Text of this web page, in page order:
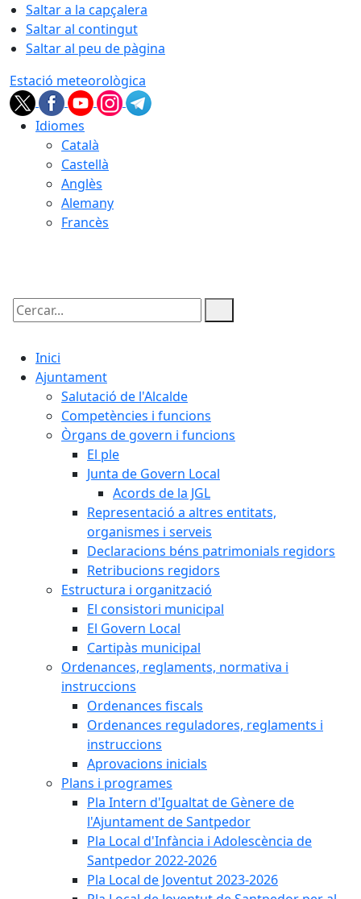
Saltar a la capçalera
Saltar al contingut
Saltar al peu de pàgina
Estació meteorològica
Idiomes
Català
Castellà
Anglès
Alemany
Francès
Cercar:
Inici
Ajuntament
Salutació de l'Alcalde
Competències i funcions
Òrgans de govern i funcions
El ple
Junta de Govern Local
Acords de la JGL
Representació a altres entitats,
organismes i serveis
Declaracions béns patrimonials regidors
Retribucions regidors
Estructura i organització
El consistori municipal
El Govern Local
Cartipàs municipal
Ordenances, reglaments, normativa i
instruccions
Ordenances fiscals
Ordenances reguladores, reglaments i
instruccions
Aprovacions inicials
Plans i programes
Pla Intern d'Igualtat de Gènere de
l'Ajuntament de Santpedor
Pla Local d'Infància i Adolescència de
Santpedor 2022-2026
Pla Local de Joventut 2023-2026